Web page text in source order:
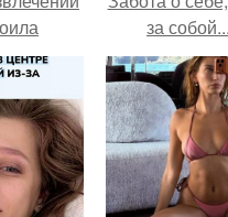
в
после
с
за собой...